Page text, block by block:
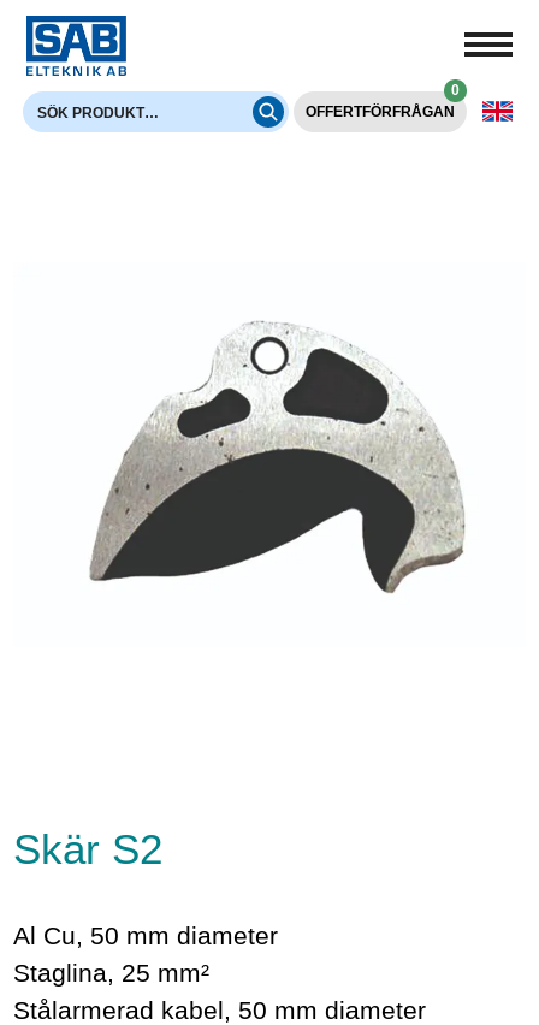
OFFERTFÖRFRÅGAN
0
Skär S2
Al Cu, 50 mm diameter
Staglina, 25 mm²
Stålarmerad kabel, 50 mm diameter